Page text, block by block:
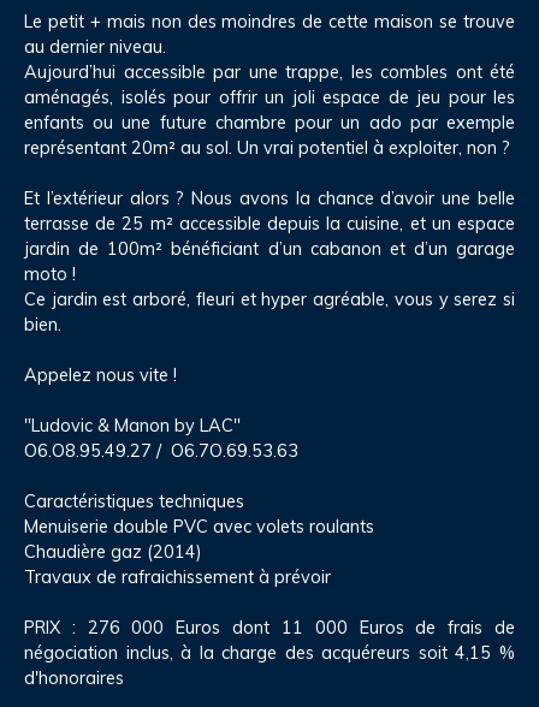
Le petit + mais non des moindres de cette maison se trouve
au dernier niveau.
Aujourd’hui accessible par une trappe, les combles ont été
aménagés, isolés pour offrir un joli espace de jeu pour les
enfants ou une future chambre pour un ado par exemple
représentant 20m² au sol. Un vrai potentiel à exploiter, non ?
Et l’extérieur alors ? Nous avons la chance d’avoir une belle
terrasse de 25 m² accessible depuis la cuisine, et un espace
jardin de 100m² bénéficiant d’un cabanon et d’un garage
moto !
Ce jardin est arboré, fleuri et hyper agréable, vous y serez si
bien.
Appelez nous vite !
"Ludovic & Manon by LAC"
O6.O8.95.49.27 / O6.7O.69.53.63
Caractéristiques techniques
Menuiserie double PVC avec volets roulants
Chaudière gaz (2014)
Travaux de rafraichissement à prévoir
PRIX : 276 000 Euros dont 11 000 Euros de frais de
négociation inclus, à la charge des acquéreurs soit 4,15 %
d'honoraires